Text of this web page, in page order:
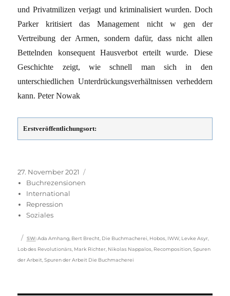
und Privatmilizen verjagt und kriminalisiert wurden. Doch
Parker kritisiert das Management nicht w gen der
Vertreibung der Armen, sondern dafür, dass nicht allen
Bettelnden konsequent Hausverbot erteilt wurde. Diese
Geschichte zeigt, wie schnell man sich in den
unterschiedlichen Unterdrückungsverhältnissen verheddern
kann. Peter Nowak
Erstveröffentlichungsort:
Veröffentlicht
am
27. November 2021
Buchrezensionen
International
Repression
Soziales
Schlagwörter
SW: Ada Amhang Bert Brecht Die Buchmacherei Hobos IWW Levke Asyr
Lob des Revolutionärs Mark Richter Nikolas Nappalos Recomposition ,Spuren
der Arbeit ,Spuren der Arbeit Die Buchmacherei